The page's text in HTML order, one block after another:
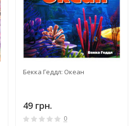
Бекка Геддл: Океан
49 грн.
0